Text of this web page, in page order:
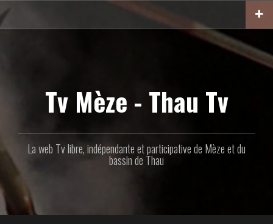
au
contenu
Tv Mèze - Thau Tv
La web Tv libre, indépendante et participative de Mèze et du
bassin de Thau